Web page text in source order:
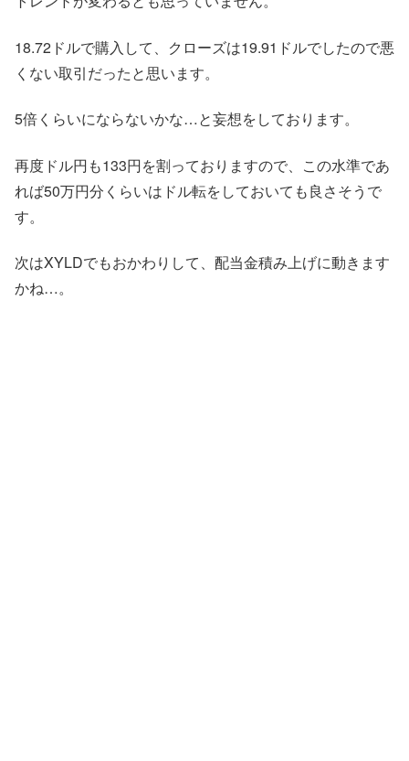
18.72ドルで購入して、クローズは19.91ドルでしたので悪
くない取引だったと思います。
5倍くらいにならないかな…と妄想をしております。
再度ドル円も133円を割っておりますので、この水準であ
れば50万円分くらいはドル転をしておいても良さそうで
す。
次はXYLDでもおかわりして、配当金積み上げに動きます
かね…。